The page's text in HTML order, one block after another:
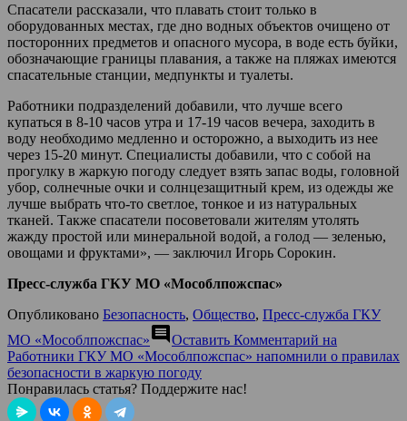
Спасатели рассказали, что плавать стоит только в
оборудованных местах, где дно водных объектов очищено от
посторонних предметов и опасного мусора, в воде есть буйки,
обозначающие границы плавания, а также на пляжах имеются
спасательные станции, медпункты и туалеты.
Работники подразделений добавили, что лучше всего
купаться в 8-10 часов утра и 17-19 часов вечера, заходить в
воду необходимо медленно и осторожно, а выходить из нее
через 15-20 минут. Специалисты добавили, что с собой на
прогулку в жаркую погоду следует взять запас воды, головной
убор, солнечные очки и солнцезащитный крем, из одежды же
лучше выбрать что-то светлое, тонкое и из натуральных
тканей. Также спасатели посоветовали жителям утолять
жажду простой или минеральной водой, а голод — зеленью,
овощами и фруктами», — заключил Игорь Сорокин.
Пресс-служба ГКУ МО «Мособлпожспас»
Опубликовано Безопасность, Общество, Пресс-служба ГКУ
МО «Мособлпожспас»comment Оставить Комментарий на
Работники ГКУ МО «Мособлпожспас» напомнили о правилах
безопасности в жаркую погоду
Понравилась статья? Поддержите нас!